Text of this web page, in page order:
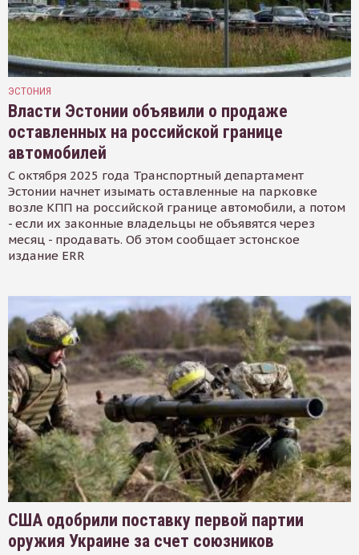
ЭСТОНИЯ
Власти Эстонии объявили о продаже
оставленных на российской границе
автомобилей
С октября 2025 года Транспортный департамент
Эстонии начнет изымать оставленные на парковке
возле КПП на российской границе автомобили, а потом
- если их законные владельцы не объявятся через
месяц - продавать. Об этом сообщает эстонское
издание ERR
США одобрили поставку первой партии
оружия Украине за счет союзников